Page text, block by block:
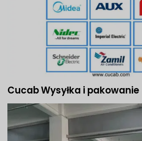
Cucab Wysyłka i pakowanie